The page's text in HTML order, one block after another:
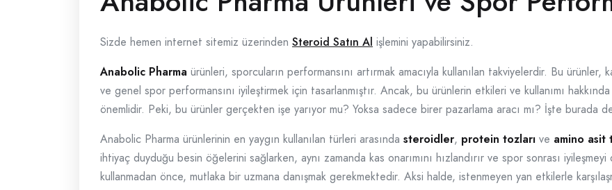
Sizde hemen internet sitemiz üzerinden Steroid Satın Al işlemini yapabilirsiniz.
Anabolic Pharma ürünleri, sporcuların performansını artırmak amacıyla kullanılan takviyelerdir. Bu ürünler,
ve genel spor performansını iyileştirmek için tasarlanmıştır. Ancak, bu ürünlerin etkileri ve kullanımı
önemlidir. Peki, bu ürünler gerçekten işe yarıyor mu? Yoksa sadece birer pazarlama aracı mı? İşte burada
Anabolic Pharma ürünlerinin en yaygın kullanılan türleri arasında steroidler, protein tozları ve amino asit
ihtiyaç duyduğu besin öğelerini sağlarken, aynı zamanda kas onarımını hızlandırır ve spor sonrası
kullanmadan önce, mutlaka bir uzmana danışmak gerekmektedir. Aksi halde, istenmeyen yan etkilerle